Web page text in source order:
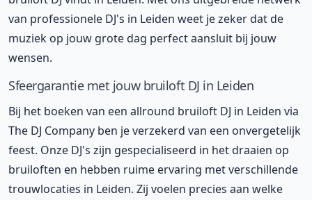
van professionele DJ's in Leiden weet je zeker dat de
muziek op jouw grote dag perfect aansluit bij jouw
wensen.
Sfeergarantie met jouw bruiloft DJ in Leiden
Bij het boeken van een allround bruiloft DJ in Leiden via
The DJ Company ben je verzekerd van een onvergetelijk
feest. Onze DJ's zijn gespecialiseerd in het draaien op
bruiloften en hebben ruime ervaring met verschillende
trouwlocaties in Leiden. Zij voelen precies aan welke